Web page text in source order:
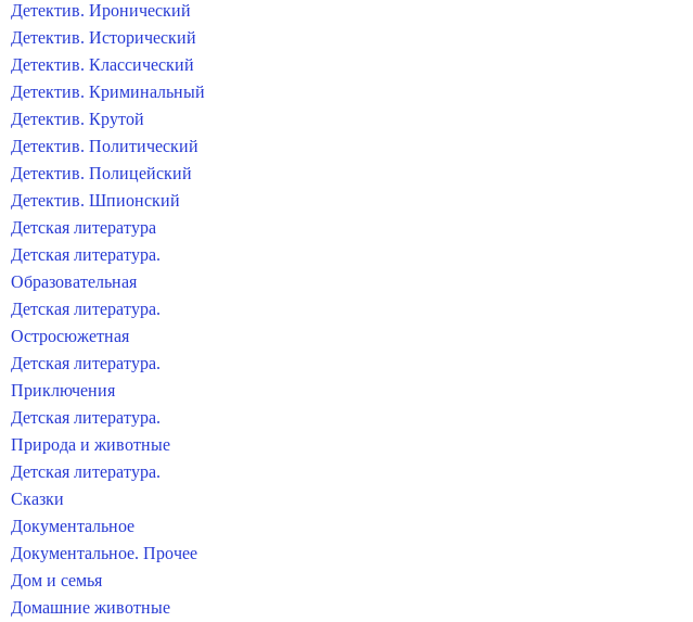
Детектив. Иронический
Детектив. Исторический
Детектив. Классический
Детектив. Криминальный
Детектив. Крутой
Детектив. Политический
Детектив. Полицейский
Детектив. Шпионский
Детская литература
Детская литература.
Образовательная
Детская литература.
Остросюжетная
Детская литература.
Приключения
Детская литература.
Природа и животные
Детская литература.
Сказки
Документальное
Документальное. Прочее
Дом и семья
Домашние животные